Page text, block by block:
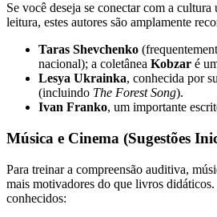
Se você deseja se conectar com a cultura
leitura, estes autores são amplamente
Taras Shevchenko
nacional); a coletânea Kobzar é
Lesya Ukrainka, conhecida por
(incluindo The Forest Song).
Ivan Franko, um importante
Música e Cinema (Sugestões
Para treinar a compreensão auditiva,
mais motivadores do que livros
conhecidos: